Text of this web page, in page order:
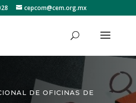
cepcom@cem.org.mx
DE OFICINAS DE